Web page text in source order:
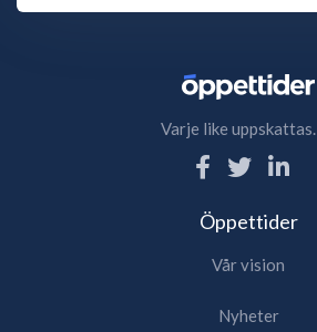
Varje like uppskattas.
Öppettider
Vår vision
Nyheter